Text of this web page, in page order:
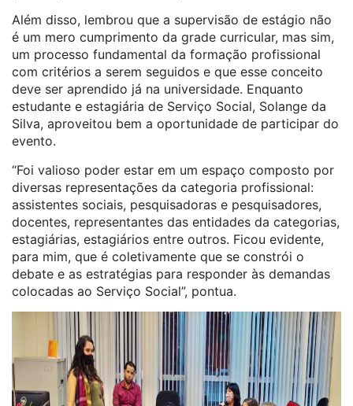
Além disso, lembrou que a supervisão de estágio não
é um mero cumprimento da grade curricular, mas sim,
um processo fundamental da formação profissional
com critérios a serem seguidos e que esse conceito
deve ser aprendido já na universidade. Enquanto
estudante e estagiária de Serviço Social, Solange da
Silva, aproveitou bem a oportunidade de participar do
evento.
“Foi valioso poder estar em um espaço composto por
diversas representações da categoria profissional:
assistentes sociais, pesquisadoras e pesquisadores,
docentes, representantes das entidades da categorias,
estagiárias, estagiários entre outros. Ficou evidente,
para mim, que é coletivamente que se constrói o
debate e as estratégias para responder às demandas
colocadas ao Serviço Social”, pontua.